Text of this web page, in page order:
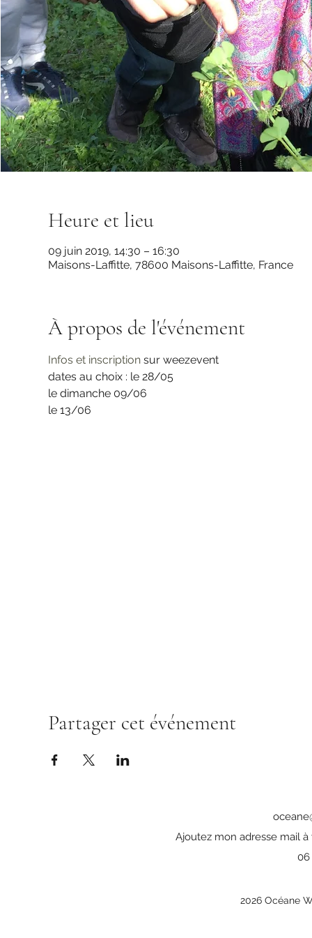
Heure et lieu
09 juin 2019, 14:30 – 16:30
Maisons-Laffitte, 78600 Maisons-Laffitte, France
À propos de l'événement
Infos et inscription sur weezevent
dates au choix : le 28/05
le dimanche 09/06
le 13/06
Partager cet événement
Ajoutez mon adresse mail
06
2026 Océane